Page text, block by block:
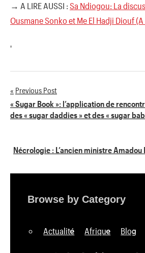
→ A LIRE AUSSI : Sa Ndiogou: La
Ousmane Sonko et Me El Hadji Diouf
'
Navigation
de
Previous Post
« Sugar Book »: l’application de
des « sugar daddies » et des « sugar
Nécrologie : L’ancien ministre
Browse by Category
Actualité Afrique Blog